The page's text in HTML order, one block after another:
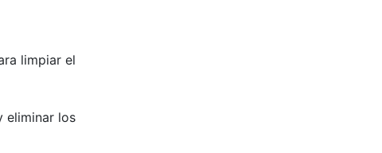
limpiar el
eliminar los